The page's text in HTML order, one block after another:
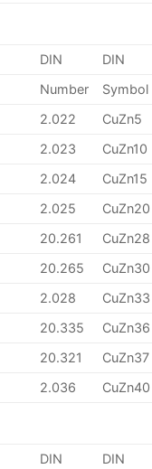
DIN
DIN
Number
Symbol
2.022
CuZn5
2.023
CuZn10
2.024
CuZn15
2.025
CuZn20
20.261
CuZn28
20.265
CuZn30
2.028
CuZn33
20.335
CuZn36
20.321
CuZn37
2.036 CuZn40
DIN DIN